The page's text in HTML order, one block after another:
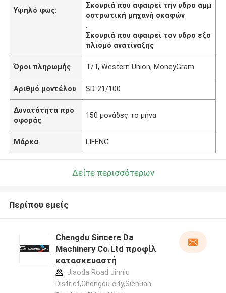
Υψηλό φως:
Σκουριά που αφαιρεί την υδρο αμμ
οστρωτική μηχανή σκαφών
,
Σκουριά που αφαιρεί τον υδρο εξο
πλισμό ανατίναξης
Όροι πληρωμής T/T, Western Union, MoneyGram
Αριθμό μοντέλου SD-21/100
Δυνατότητα προ
σφοράς
150 μονάδες το μήνα
Μάρκα LIFENG
Δείτε περισσότερων
Περίπου εμείς
Chengdu Sincere Da
Machinery Co.Ltd προφίλ
κατασκευαστή
Jiaoda Road Jinniu
District,Chengdu city,Sichuan